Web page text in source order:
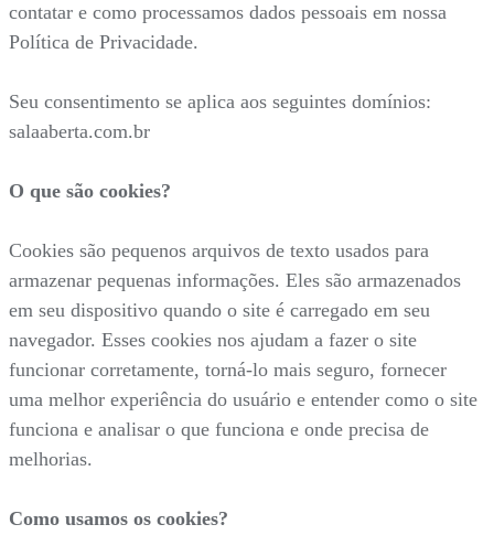
contatar e como processamos dados pessoais em nossa
Política de Privacidade.
Seu consentimento se aplica aos seguintes domínios:
salaaberta.com.br
O que são cookies?
Cookies são pequenos arquivos de texto usados para
armazenar pequenas informações. Eles são armazenados
em seu dispositivo quando o site é carregado em seu
navegador. Esses cookies nos ajudam a fazer o site
funcionar corretamente, torná-lo mais seguro, fornecer
uma melhor experiência do usuário e entender como o site
funciona e analisar o que funciona e onde precisa de
melhorias.
Como usamos os cookies?